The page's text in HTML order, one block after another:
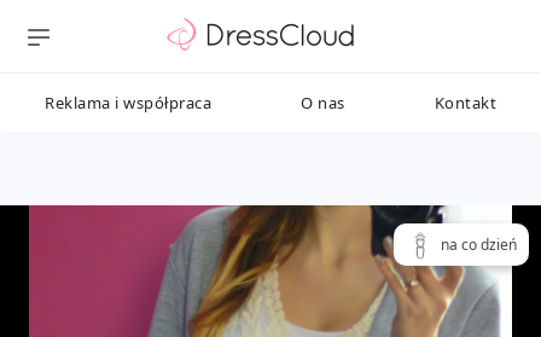
Reklama i współpraca O nas Kontakt
na co dzień